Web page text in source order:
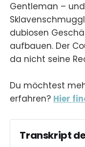
Gentleman –
dubiosen
aufbauen. Der
da nicht seine
Du möchtest
erfahren? Hier
Transkript